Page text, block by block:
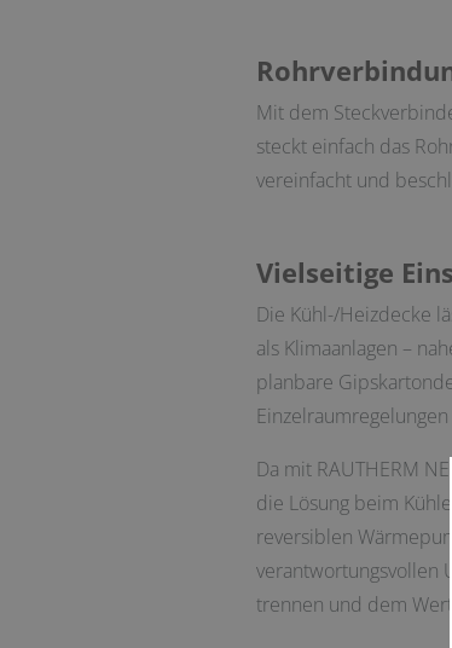
Mit dem
steckt einfach das
vereinfacht und
Vielseitige
Die Kühl-/Heizdecke
als Klimaanlagen –
planbare
Da mit RAUTHERM
die Lösung beim
reversiblen
verantwortungsvollen
trennen und dem